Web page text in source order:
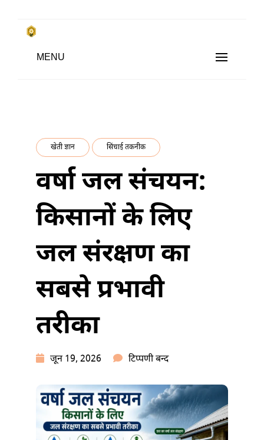
Skip
content
SUBSISTENCE FARMING
किसानों के साथ, किसानों के लिए
MENU
खेती ज्ञान सिंचाई तकनीक
वर्षा जल संचयन:
किसानों के लिए
जल संरक्षण का
सबसे प्रभावी
तरीका
जून 19, 2026 टिप्पणी बन्दवर्षा
संचयन:
किसानों
के